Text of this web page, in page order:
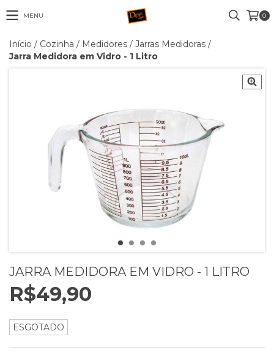
MENU 0
Início / Cozinha / Medidores / Jarras Medidoras /
Jarra Medidora em Vidro - 1 Litro
JARRA MEDIDORA EM VIDRO - 1 LITRO
R$49,90
ESGOTADO